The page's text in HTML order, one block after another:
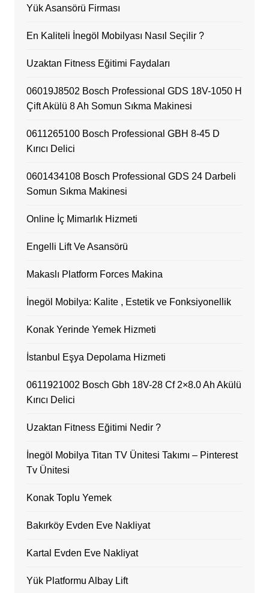
Yük Asansörü Firması
En Kaliteli İnegöl Mobilyası Nasıl Seçilir ?
Uzaktan Fitness Eğitimi Faydaları
06019J8502 Bosch Professional GDS 18V-1050 H
Çift Akülü 8 Ah Somun Sıkma Makinesi
0611265100 Bosch Professional GBH 8-45 D
Kırıcı Delici
0601434108 Bosch Professional GDS 24 Darbeli
Somun Sıkma Makinesi
Online İç Mimarlık Hizmeti
Engelli Lift Ve Asansörü
Makaslı Platform Forces Makina
İnegöl Mobilya: Kalite , Estetik ve Fonksiyonellik
Konak Yerinde Yemek Hizmeti
İstanbul Eşya Depolama Hizmeti
0611921002 Bosch Gbh 18V-28 Cf 2×8.0 Ah Akülü
Kırıcı Delici
Uzaktan Fitness Eğitimi Nedir ?
İnegöl Mobilya Titan TV Ünitesi Takımı – Pinterest
Tv Ünitesi
Konak Toplu Yemek
Bakırköy Evden Eve Nakliyat
Kartal Evden Eve Nakliyat
Yük Platformu Albay Lift